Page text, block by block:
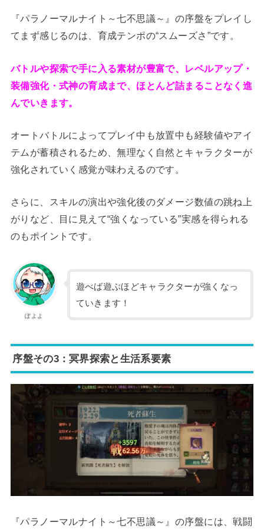
『パラノーマルナイト～七不思議～』の序盤をプレイし
てまず感じるのは、育成テンポの“スムーズさ”です。
バトルや探索で手に入る素材が豊富で、レベルアップ・
装備強化・式神の育成まで、ほとんど詰まることなく進
んでいきます。
オートバトルによってプレイ中も放置中も経験値やアイ
テムが蓄積されるため、無理なく自然とキャラクターが
強化されていく感覚が味わえるのです。
さらに、スキルの演出や強化後のダメージ数値の跳ね上
がりなど、目に見えて“強くなっている”実感を得られる
のもポイントです。
ぽよよ
遊べば遊ぶほどキャラクターが強くなっ
ていきます！
序盤その3：冥界探索と生活系要素
『パラノーマルナイト～七不思議～』の序盤には、戦闘